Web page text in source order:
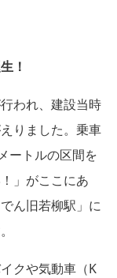
！
われ、建設当時
りました。乗車
ートルの区間を
」がここにあ
ん旧若柳駅」に
クや気動車（K